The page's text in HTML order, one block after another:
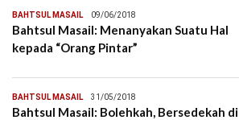
BAHTSUL MASAIL 09/06/2018
Bahtsul Masail: Menanyakan Suatu Hal
kepada “Orang Pintar”
BAHTSUL MASAIL 31/05/2018
Bahtsul Masail: Bolehkah, Bersedekah di